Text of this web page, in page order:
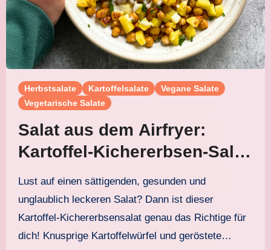
Herbstsalate Kartoffelsalate
Vegane Salate
Vegetarische Salate
Salat aus dem Airfryer:
Kartoffel-Kichererbsen-Salat
mit Joghurtdressing
Lust auf einen sättigenden, gesunden und
unglaublich leckeren Salat? Dann ist dieser
Kartoffel-Kichererbsensalat genau das Richtige für
dich! Knusprige Kartoffelwürfel und geröstete…